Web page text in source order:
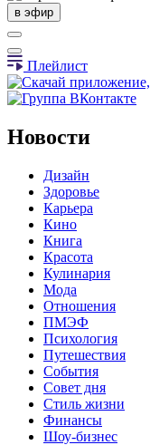
в эфир
Плейлист
Новости
Дизайн
Здоровье
Карьера
Кино
Книга
Красота
Кулинария
Мода
Отношения
ПМЭФ
Психология
Путешествия
События
Совет дня
Стиль жизни
Финансы
Шоу-бизнес